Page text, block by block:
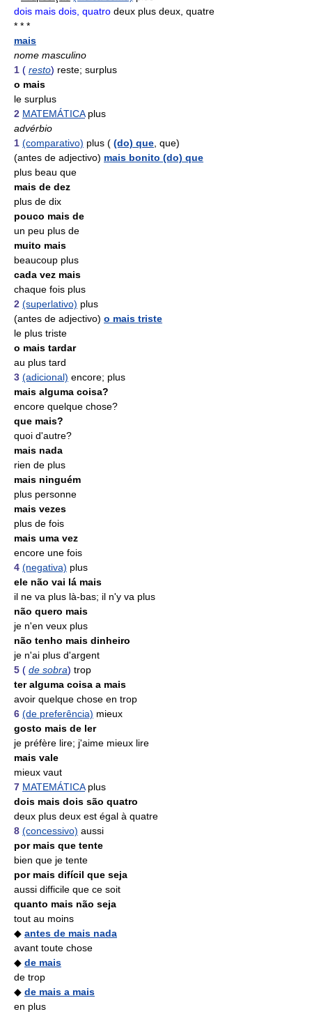
dois mais dois, quatro deux plus deux, quatre
* * *
mais
nome masculino
1 ( resto) reste; surplus
o mais
le surplus
2 MATEMÁTICAplus
advérbio
1 (comparativo) plus ( (do) que , que)
(antes de adjectivo) mais bonito (do) que
plus beau que
mais de dez
plus de dix
pouco mais de
un peu plus de
muito mais
beaucoup plus
cada vez mais
chaque fois plus
2 (superlativo) plus
(antes de adjectivo) o mais triste
le plus triste
o mais tardar
au plus tard
3 (adicional) encore; plus
mais alguma coisa?
encore quelque chose?
que mais?
quoi d'autre?
mais nada
rien de plus
mais ninguém
plus personne
mais vezes
plus de fois
mais uma vez
encore une fois
4 (negativa) plus
ele não vai lá mais
il ne va plus là-bas; il n'y va plus
não quero mais
je n'en veux plus
não tenho mais dinheiro
je n'ai plus d'argent
5 ( de sobra) trop
ter alguma coisa a mais
avoir quelque chose en trop
6 (de preferência) mieux
gosto mais de ler
je préfère lire; j'aime mieux lire
mais vale
mieux vaut
7 MATEMÁTICAplus
dois mais dois são quatro
deux plus deux est égal à quatre
8 (concessivo) aussi
por mais que tente
bien que je tente
por mais difícil que seja
aussi difficile que ce soit
quanto mais não seja
tout au moins
◆ antes de mais nada
avant toute chose
◆ de mais
de trop
◆ de mais a mais
en plus